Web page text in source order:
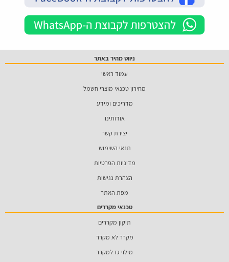
ניווט מהיר באתר
עמוד ראשי
מחירון טכנאי מוצרי חשמל
מדריכים ומידע
אודותינו
יצירת קשר
תנאי השימוש
מדיניות הפרטיות
הצהרת נגישות
מפת האתר
טכנאי מקררים
תיקון מקררים
מקרר לא מקרר
מילוי גז למקרר